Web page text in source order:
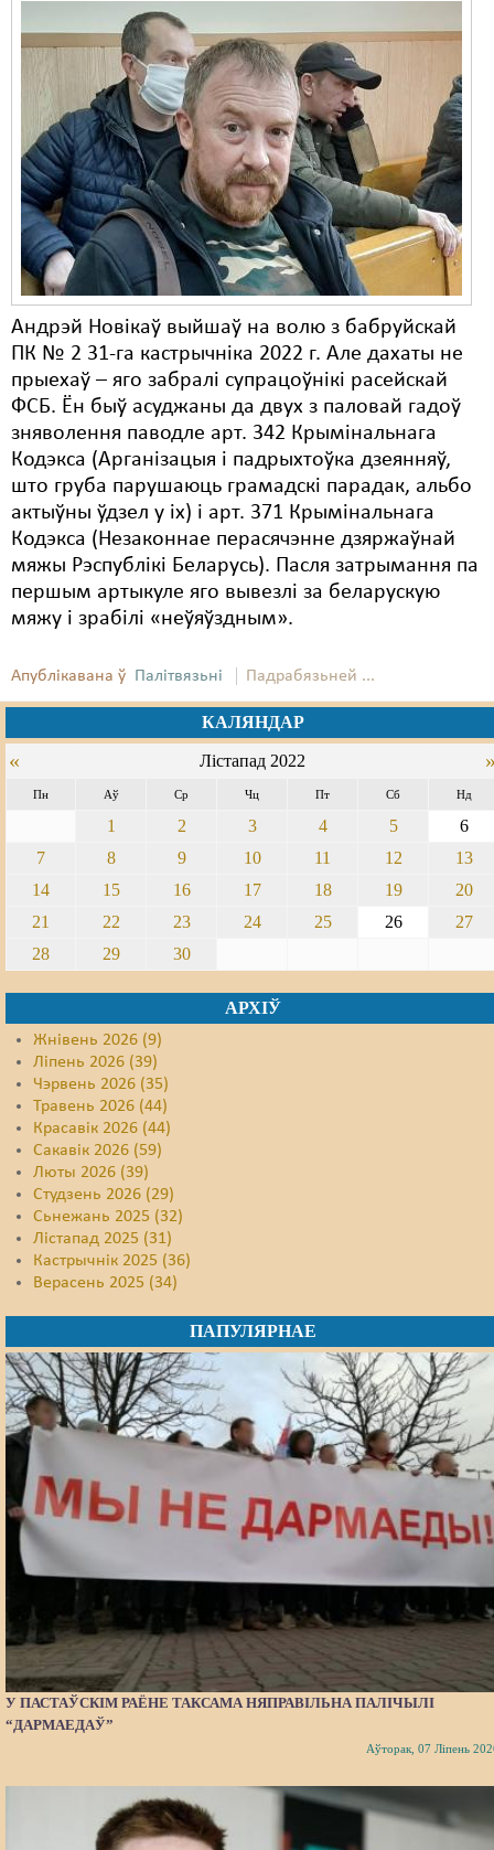
Андрэй Новікаў выйшаў на волю з бабруйскай
ПК № 2 31-га кастрычніка 2022 г. Але дахаты не
прыехаў – яго забралі супрацоўнікі расейскай
ФСБ. Ён быў асуджаны да двух з паловай гадоў
зняволення паводле арт. 342 Крымінальнага
Кодэкса (Арганізацыя і падрыхтоўка дзеянняў,
што груба парушаюць грамадскі парадак, альбо
актыўны ўдзел у іх) і арт. 371 Крымінальнага
Кодэкса (Незаконнае перасячэнне дзяржаўнай
мяжы Рэспублікі Беларусь). Пасля затрымання па
першым артыкуле яго вывезлі за беларускую
мяжу і зрабілі «неўяўздным».
Апублікавана ў Палітвязьні Падрабязьней ...
КАЛЯНДАР
« Лістапад 2022
Пн Аў Ср Чц Пт Сб Нд
1 2 3 4 5
6
7
8 9 10 11 12
13
14
15 16 17 18 19
20
21
22 23 24 25 26
27
28
29 30
АРХІЎ
Жнівень 2026 (9)
Ліпень 2026 (39)
Чэрвень 2026 (35)
Травень 2026 (44)
Красавік 2026 (44)
Сакавік 2026 (59)
Люты 2026 (39)
Студзень 2026 (29)
Сьнежань 2025 (32)
Лістапад 2025 (31)
Кастрычнік 2025 (36)
Верасень 2025 (34)
ПАПУЛЯРНАЕ
У ПАСТАЎСКІМ РАЁНЕ ТАКСАМА НЯПРАВІЛЬНА ПАЛІЧЫЛІ
“ДАРМАЕДАЎ”
Аўторак, 07 Ліпень
Сьмяротнае пакараньне
Экалёгія
Правы працоўных
Сацыяльныя правы